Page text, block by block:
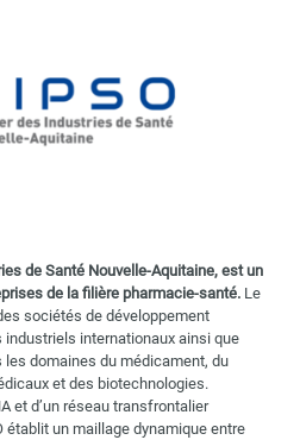
de Santé Nouvelle-Aquitaine, est un
de la filière pharmacie-santé. Le
sociétés de développement
industriels internationaux ainsi que
domaines du médicament, du
et des biotechnologies.
et d’un réseau transfrontalier
établit un maillage dynamique entre